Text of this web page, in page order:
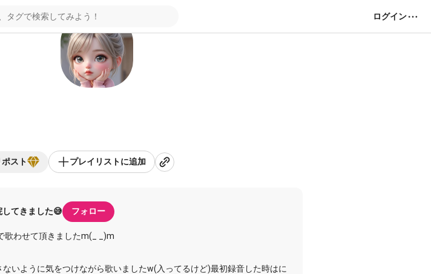
ログイン
ポスト プレイリストに追加
してきました😅 フォロー
歌わせて頂きましたm(_ _)m
いように気をつけながら歌いましたw(入ってるけど)最初録音した時はに